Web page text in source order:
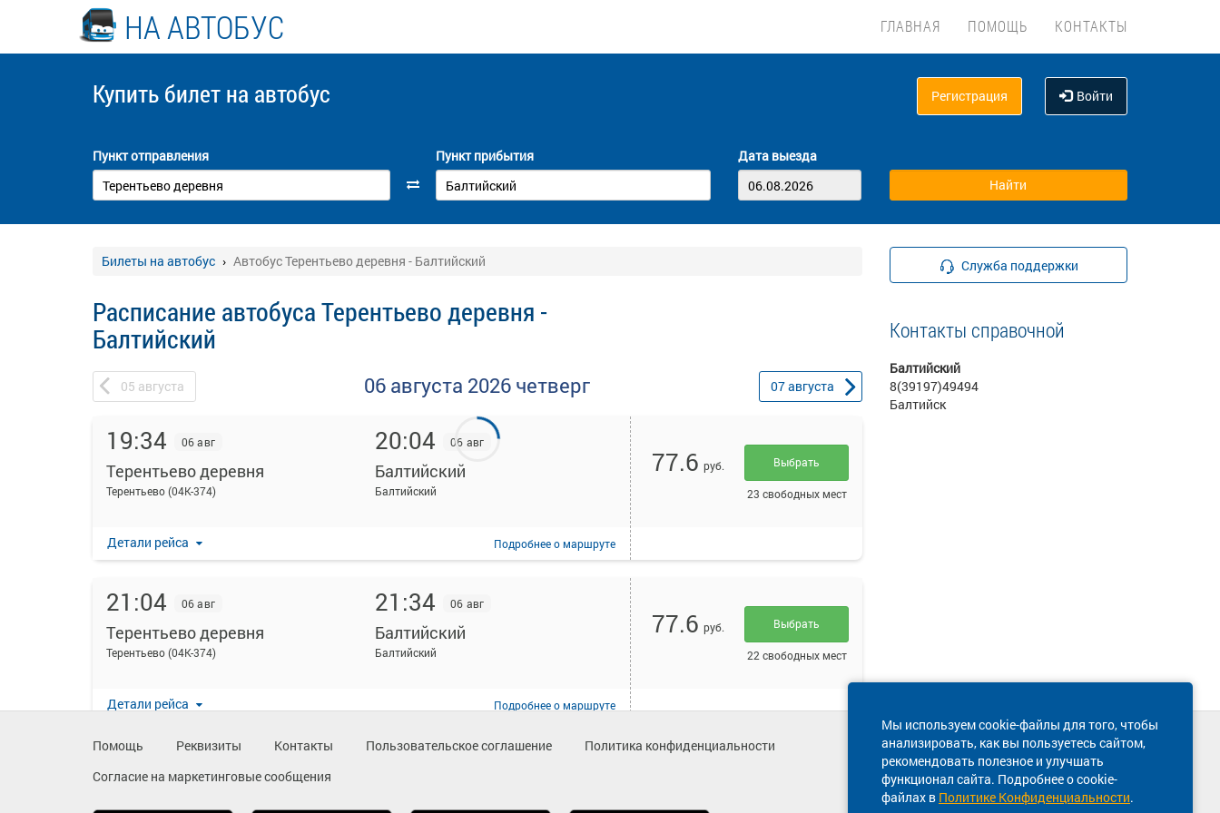
НА АВТОБУС ГЛАВНАЯ ПОМОЩЬ КОНТАКТЫ
Купить билет на автобус Регистрация Войти
Пункт отправления Пункт прибытия Дата выезда
Билеты на автобус Автобус Терентьево деревня - Балтийский
Расписание автобуса Терентьево деревня -
Балтийский
05 августа 06 августа 2026 четверг 07августа
19:34 06 авг
Терентьево деревня
Терентьево (04К-374)
20:04 06 авг
Балтийский
Балтийский
Детали рейса Подробнеео маршруте
77.6 руб. Выбрать
23 свободных мест
21:04 06 авг
Терентьево деревня
Терентьево (04К-374)
21:34 06 авг
Балтийский
Балтийский
Детали рейса Подробнеео маршруте
77.6 руб. Выбрать
22 свободных мест
Служба поддержки
Контакты справочной
Балтийский
8(39197)49494
Балтийск
Мы используем cookie-файлы для того, чтобы
анализировать, как вы пользуетесь сайтом,
рекомендовать полезное и улучшать
функционал сайта. Подробнее о cookie-
файлах в Политике Конфиденциальности.
Помощь Реквизиты Контакты Пользовательское соглашение
Политика конфиденциальности
Согласие на маркетинговые сообщения
Техническая поддержка сайта
8 800 600-03-38